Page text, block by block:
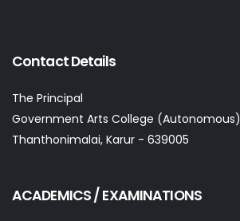
Contact Details
The Principal
Government Arts College (Autonomous)
Thanthonimalai, Karur - 639005
ACADEMICS / EXAMINATIONS